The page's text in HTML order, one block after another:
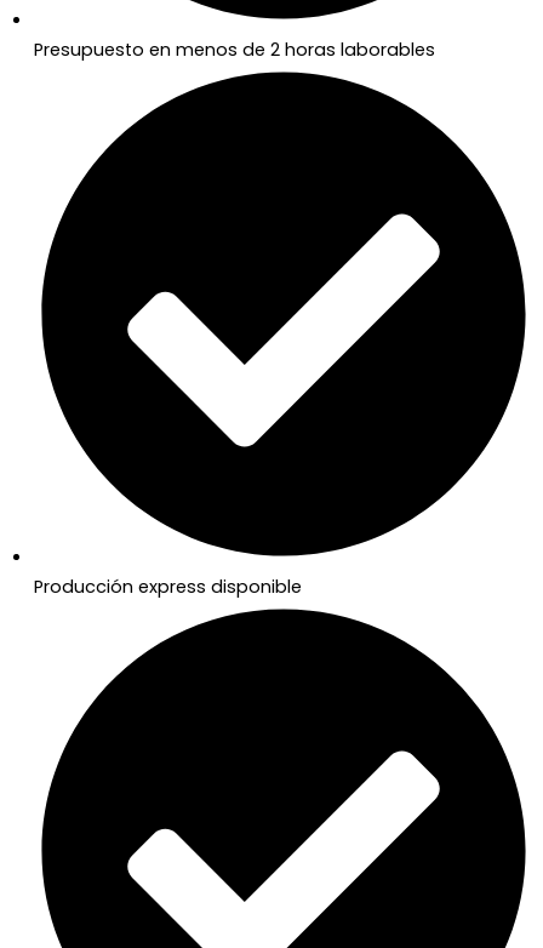
Presupuesto en menos de 2 horas laborables
Producción express disponible